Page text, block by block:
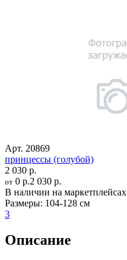
Арт. 20869
принцессы (голубой)
2 030 р.
от 0 р.2 030 р.
В наличии на маркетплейсах
Размеры: 104-128 см
3
Описание